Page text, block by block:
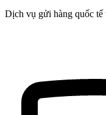
Dịch vụ gửi hàng quốc